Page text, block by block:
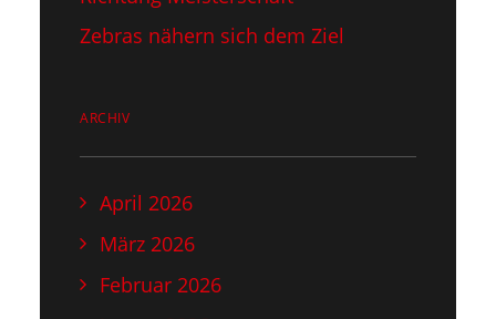
Zebras nähern sich dem Ziel
ARCHIV
April 2026
März 2026
Februar 2026